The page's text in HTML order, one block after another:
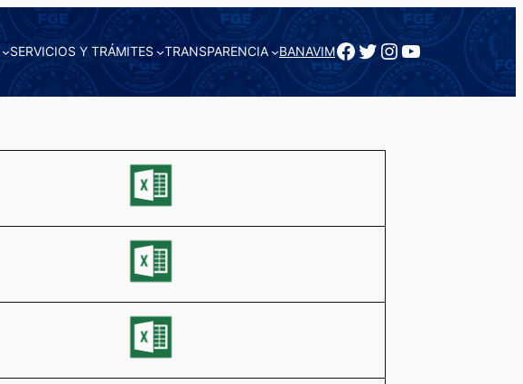
SERVICIOS Y TRÁMITES TRANSPARENCIA BANAVIMFacebook
Twitter
Instagram
YouTube